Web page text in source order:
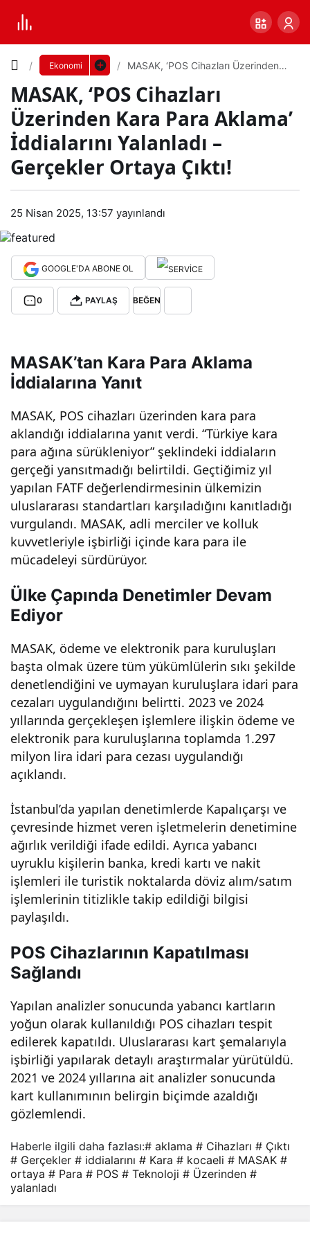
Ekonomi
MASAK, ‘POS Cihazları Üzerinden
Yalanladı – Gerçekler Ortaya Çıktı!
MASAK, ‘POS Cihazları
Üzerinden Kara Para Aklama’
İddialarını Yalanladı –
Gerçekler Ortaya Çıktı!
25 Nisan 2025, 13:57 yayınlandı
GOOGLE'DA ABONE OL
0 PAYLAŞ BEĞEN
MASAK’tan Kara Para Aklama
İddialarına Yanıt
MASAK, POS cihazları üzerinden kara para
aklandığı iddialarına yanıt verdi. “Türkiye kara
para ağına sürükleniyor” şeklindeki iddiaların
gerçeği yansıtmadığı belirtildi. Geçtiğimiz yıl
yapılan FATF değerlendirmesinin ülkemizin
uluslararası standartları karşıladığını kanıtladığı
vurgulandı. MASAK, adli merciler ve kolluk
kuvvetleriyle işbirliği içinde kara para ile
mücadeleyi sürdürüyor.
Ülke Çapında Denetimler Devam
Ediyor
MASAK, ödeme ve elektronik para kuruluşları
başta olmak üzere tüm yükümlülerin sıkı şekilde
denetlendiğini ve uymayan kuruluşlara idari para
cezaları uygulandığını belirtti. 2023 ve 2024
yıllarında gerçekleşen işlemlere ilişkin ödeme ve
elektronik para kuruluşlarına toplamda 1.297
milyon lira idari para cezası uygulandığı
açıklandı.
İstanbul’da yapılan denetimlerde Kapalıçarşı ve
çevresinde hizmet veren işletmelerin denetimine
ağırlık verildiği ifade edildi. Ayrıca yabancı
uyruklu kişilerin banka, kredi kartı ve nakit
işlemleri ile turistik noktalarda döviz alım/satım
işlemlerinin titizlikle takip edildiği bilgisi
paylaşıldı.
POS Cihazlarının Kapatılması
Sağlandı
Yapılan analizler sonucunda yabancı kartların
yoğun olarak kullanıldığı POS cihazları tespit
edilerek kapatıldı. Uluslararası kart şemalarıyla
işbirliği yapılarak detaylı araştırmalar yürütüldü.
2021 ve 2024 yıllarına ait analizler sonucunda
kart kullanımının belirgin biçimde azaldığı
gözlemlendi.
MA
,
‘PO
S
azla
rı
Üze
rind
en
Kar
a
Akla
ma’
İddi
nı
Yala
nlad
ı –
Ger
çekl
er
Orta
Çıkt
Yazı
Boyutunu
Ayarla
Küçük 100% Dev
Varsayılana
dön
0
Haberle ilgili daha fazlası:# aklama # Cihazları # Çıktı
# Gerçekler # iddialarını # Kara # kocaeli # MASAK #
ortaya # Para # POS # Teknoloji # Üzerinden #
yalanladı